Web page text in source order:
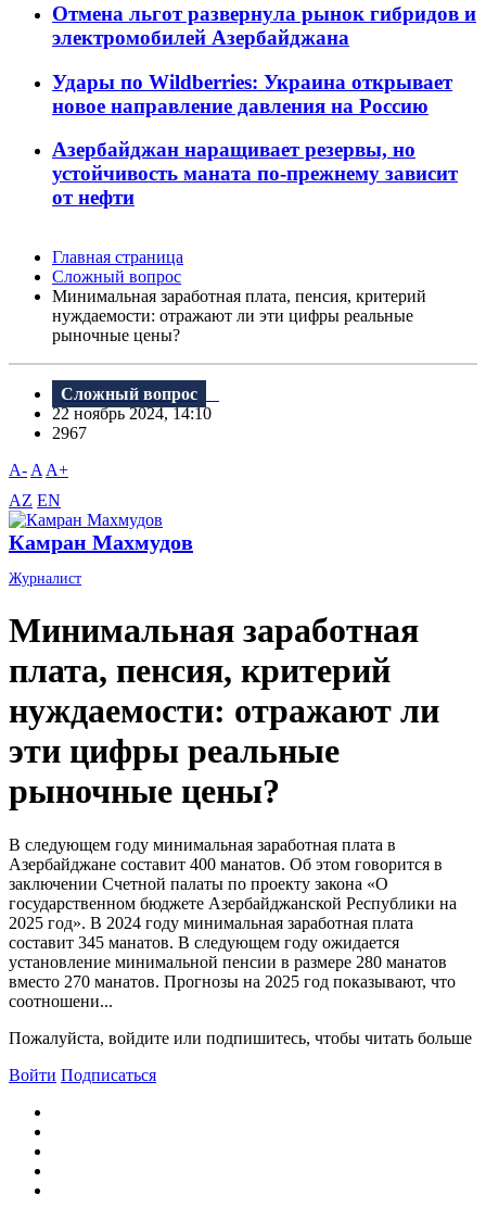
Отмена льгот развернула рынок гибридов и
электромобилей Азербайджана
Удары по Wildberries: Украина открывает
новое направление давления на Россию
Азербайджан наращивает резервы, но
устойчивость маната по-прежнему зависит
от нефти
Главная страница
Сложный вопрос
Минимальная заработная плата, пенсия, критерий
нуждаемости: отражают ли эти цифры реальные
рыночные цены?
Сложный вопрос
22 ноябрь 2024, 14:10
2967
A- A A+
AZ EN
Камран Махмудов
Журналист
Минимальная заработная
плата, пенсия, критерий
нуждаемости: отражают ли
эти цифры реальные
рыночные цены?
В следующем году минимальная заработная плата в
Азербайджане составит 400 манатов. Об этом говорится в
заключении Счетной палаты по проекту закона «О
государственном бюджете Азербайджанской Республики на
2025 год». В 2024 году минимальная заработная плата
составит 345 манатов. В следующем году ожидается
установление минимальной пенсии в размере 280 манатов
вместо 270 манатов. Прогнозы на 2025 год показывают, что
соотношени...
Пожалуйста, войдите или подпишитесь, чтобы читать больше
Войти Подписаться